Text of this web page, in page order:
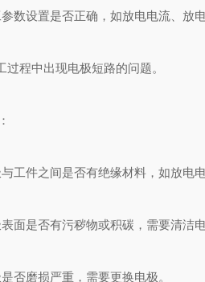
设置是否正确，如放电电流、放电
程中出现电极短路的问题。
件之间是否有绝缘材料，如放电电
是否有污秽物或积碳，需要清洁电
磨损严重，需要更换电极。